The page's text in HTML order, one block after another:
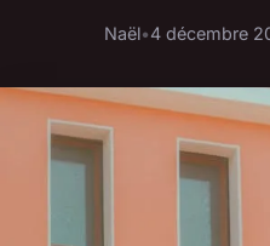
Naël•4 décembre